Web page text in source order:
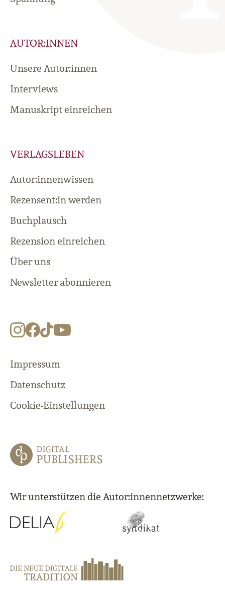
AUTOR:INNEN
Unsere Autor:innen
Interviews
Manuskript einreichen
VERLAGSLEBEN
Autor:innenwissen
Rezensent:in werden
Buchplausch
Rezension einreichen
Über uns
Newsletter abonnieren
Impressum
Datenschutz
Cookie-Einstellungen
Wir unterstützen die Autor:innennetzwerke: